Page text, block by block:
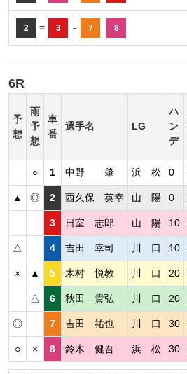
2 = 3 - 7 8
6R
予
想
雨
予
想
車
番
選手名 LG
ハ
ン
デ
○ 1 中野 肇 浜 松 0
▲ ◎ 2 西久保 英幸 山 陽 0
3 日室 志郎 山 陽 10
△ 4 吉田 幸司 川 口 10
× ▲ 5 木村 悦教 川 口 20
△ 6 秋田 貴弘 川 口 20
◎ 7 吉田 祐也 川 口 30
○ × 8 鈴木 健吾 浜 松 30